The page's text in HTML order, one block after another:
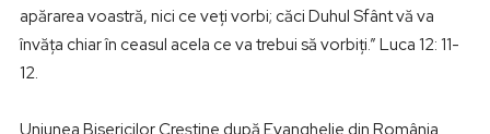
apărarea voastră, nici ce veţi vorbi; căci Duhul Sfânt vă va
învăţa chiar în ceasul acela ce va trebui să vorbiţi.” Luca 12: 11-
12.
Uniunea Bisericilor Creștine după Evanghelie din România